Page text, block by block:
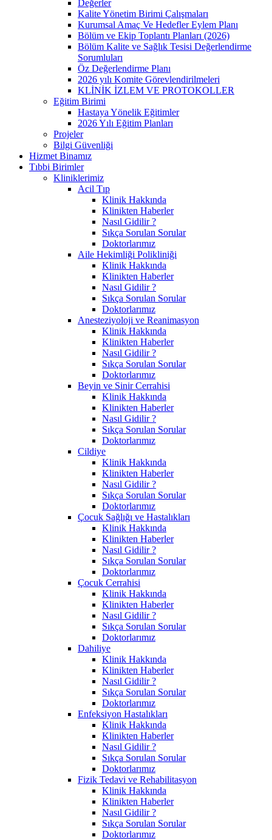
Değerler
Kalite Yönetim Birimi Çalışmaları
Kurumsal Amaç Ve Hedefler Eylem Planı
Bölüm ve Ekip Toplantı Planları (2026)
Bölüm Kalite ve Sağlık Tesisi Değerlendirme
Sorumluları
Öz Değerlendirme Planı
2026 yılı Komite Görevlendirilmeleri
KLİNİK İZLEM VE PROTOKOLLER
Eğitim Birimi
Hastaya Yönelik Eğitimler
2026 Yılı Eğitim Planları
Projeler
Bilgi Güvenliği
Hizmet Binamız
Tıbbi Birimler
Kliniklerimiz
Acil Tıp
Klinik Hakkında
Klinikten Haberler
Nasıl Gidilir ?
Sıkça Sorulan Sorular
Doktorlarımız
Aile Hekimliği Polikliniği
Klinik Hakkında
Klinikten Haberler
Nasıl Gidilir ?
Sıkça Sorulan Sorular
Doktorlarımız
Anesteziyoloji ve Reanimasyon
Klinik Hakkında
Klinikten Haberler
Nasıl Gidilir ?
Sıkça Sorulan Sorular
Doktorlarımız
Beyin ve Sinir Cerrahisi
Klinik Hakkında
Klinikten Haberler
Nasıl Gidilir ?
Sıkça Sorulan Sorular
Doktorlarımız
Cildiye
Klinik Hakkında
Klinikten Haberler
Nasıl Gidilir ?
Sıkça Sorulan Sorular
Doktorlarımız
Çocuk Sağlığı ve Hastalıkları
Klinik Hakkında
Klinikten Haberler
Nasıl Gidilir ?
Sıkça Sorulan Sorular
Doktorlarımız
Çocuk Cerrahisi
Klinik Hakkında
Klinikten Haberler
Nasıl Gidilir ?
Sıkça Sorulan Sorular
Doktorlarımız
Dahiliye
Klinik Hakkında
Klinikten Haberler
Nasıl Gidilir ?
Sıkça Sorulan Sorular
Doktorlarımız
Enfeksiyon Hastalıkları
Klinik Hakkında
Klinikten Haberler
Nasıl Gidilir ?
Sıkça Sorulan Sorular
Doktorlarımız
Fizik Tedavi ve Rehabilitasyon
Klinik Hakkında
Klinikten Haberler
Nasıl Gidilir ?
Sıkça Sorulan Sorular
Doktorlarımız